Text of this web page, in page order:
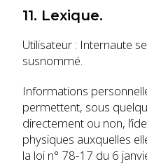
11. Lexique.
Utilisateur : Internaute
susnommé.
Informations
permettent, sous
directement ou non,
physiques auxquelles
la loi n° 78-17 du 6